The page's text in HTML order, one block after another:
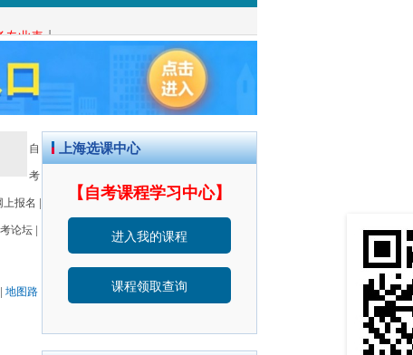
专业表 |
上海选课中心
【自考课程学习中心】
进入我的课程
课程领取查询
自
考
上报名 |
论坛|
| 地图路